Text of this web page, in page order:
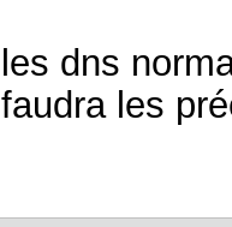
les dns
faudra les